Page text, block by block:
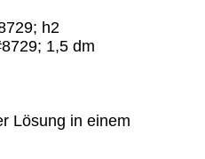
h2
1,5 dm
Lösung in einem